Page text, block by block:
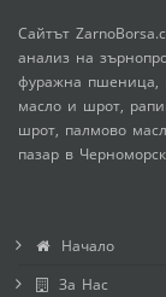
Сайтът
анализ на
фуражна пшеница,
масло и шрот,
шрот, палмово
пазар в
Начало
За Нас